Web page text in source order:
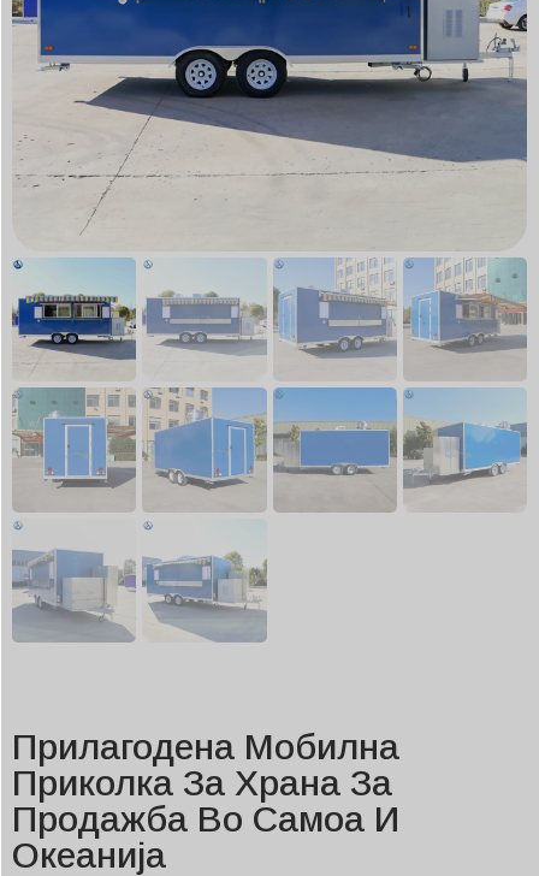
Прилагодена Мобилна
Приколка За Храна За
Продажба Во Самоа И
Океанија